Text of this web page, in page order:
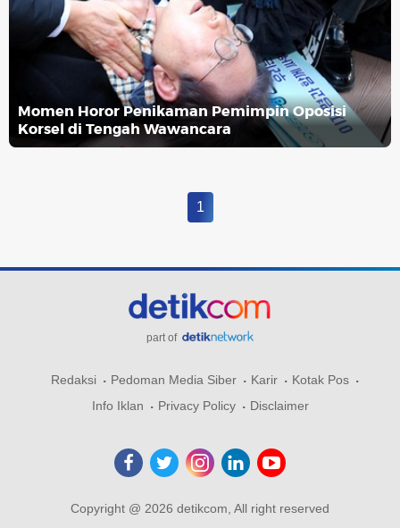
Momen Horor Penikaman Pemimpin Oposisi
Korsel di Tengah Wawancara
1
part of
Redaksi Pedoman Media Siber Karir
Kotak Pos
Info Iklan
Privacy Policy Disclaimer
Copyright @ 2026 detikcom, All right reserved